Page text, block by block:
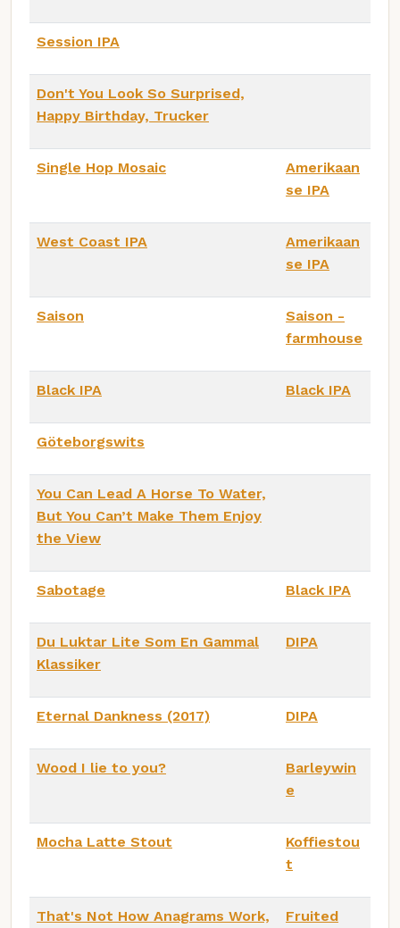
Session IPA
Don't You Look So Surprised,
Happy Birthday, Trucker
Single Hop Mosaic
Amerikaan
se IPA
West Coast IPA
Amerikaan
se IPA
Saison
Saison -
farmhouse
Black IPA Black IPA
Göteborgswits
You Can Lead A Horse To Water,
But You Can’t Make Them Enjoy
the View
Sabotage Black IPA
Du Luktar Lite Som En Gammal
Klassiker
DIPA
Eternal Dankness (2017) DIPA
Wood I lie to you?
Barleywin
e
Mocha Latte Stout
Koffiestou
t
That's Not How Anagrams Work,
Fruited